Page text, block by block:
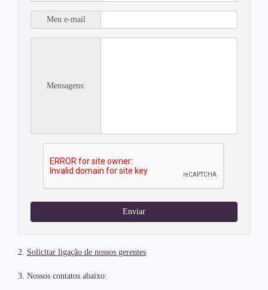
Meu e-mail
Mensagens:
Enviar
2. Solicitar ligação de nossos gerentes
3. Nossos contatos abaixo: